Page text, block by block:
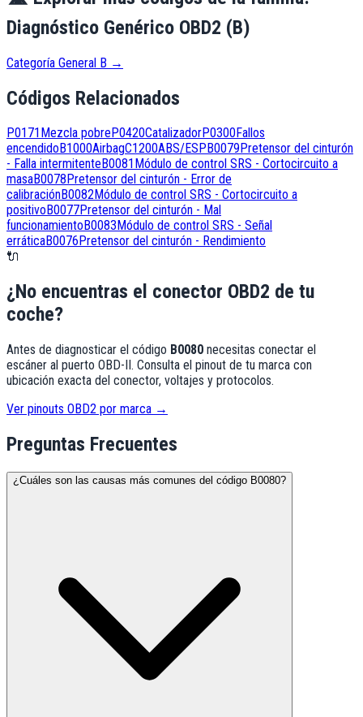
Diagnóstico Genérico OBD2 (B)
Categoría General B →
Códigos Relacionados
P0171 Mezcla pobre P0420CatalizadorP0300 Fallos
encendido B1000AirbagC1200ABS/ESP B0079 Pretensor del cinturón
- Falla intermitente B0081 Módulo de control SRS - Cortocircuito a
masaB0078 Pretensor del cinturón - Error de
calibraciónB0082Módulo de control SRS - Cortocircuito a
positivo B0077Pretensor del cinturón - Mal
funcionamiento B0083 Módulo de control SRS - Señal
erráticaB0076 Pretensor del cinturón - Rendimiento
🔌
¿No encuentras el conector OBD2 de tu
coche?
Antes de diagnosticar el código B0080 necesitas conectar el
escáner al puerto OBD-II. Consulta el pinout de tu marca con
ubicación exacta del conector, voltajes y protocolos.
Ver pinouts OBD2 por marca →
Preguntas Frecuentes
¿Cuáles son las causas más comunes del código B0080?